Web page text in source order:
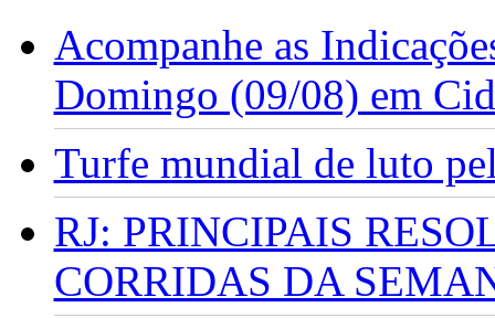
Acompanhe as
Domingo (09/08) em
Turfe mundial de luto
RJ: PRINCIPAIS
CORRIDAS DA